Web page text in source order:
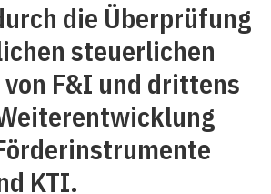
die Überprüfung
steuerlichen
F&I und drittens
KTI.